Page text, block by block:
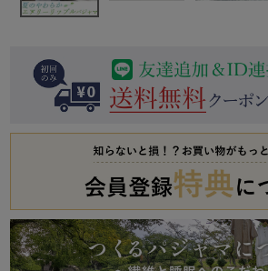
春 夏
売れ筋ランキング
すべての生地一覧はこちら
作務衣
ーブ
上着単品
ズボン単品